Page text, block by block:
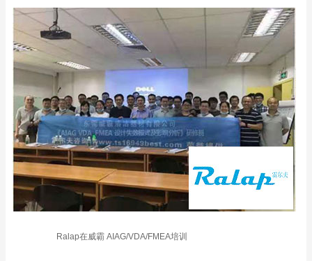
Ralap在威霸 AIAG/VDA/FMEA培训